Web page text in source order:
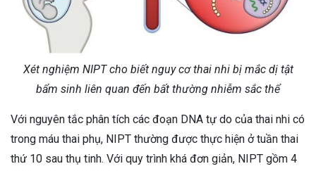
Xét nghiệm NIPT cho biết nguy cơ thai nhi bị mắc dị tật
bẩm sinh liên quan đến bất thường nhiễm sắc thể
Với nguyên tắc phân tích các đoạn DNA tự do của thai nhi có
trong máu thai phụ, NIPT thường được thực hiện ở tuần thai
thứ 10 sau thụ tinh. Với quy trình khá đơn giản, NIPT gồm 4